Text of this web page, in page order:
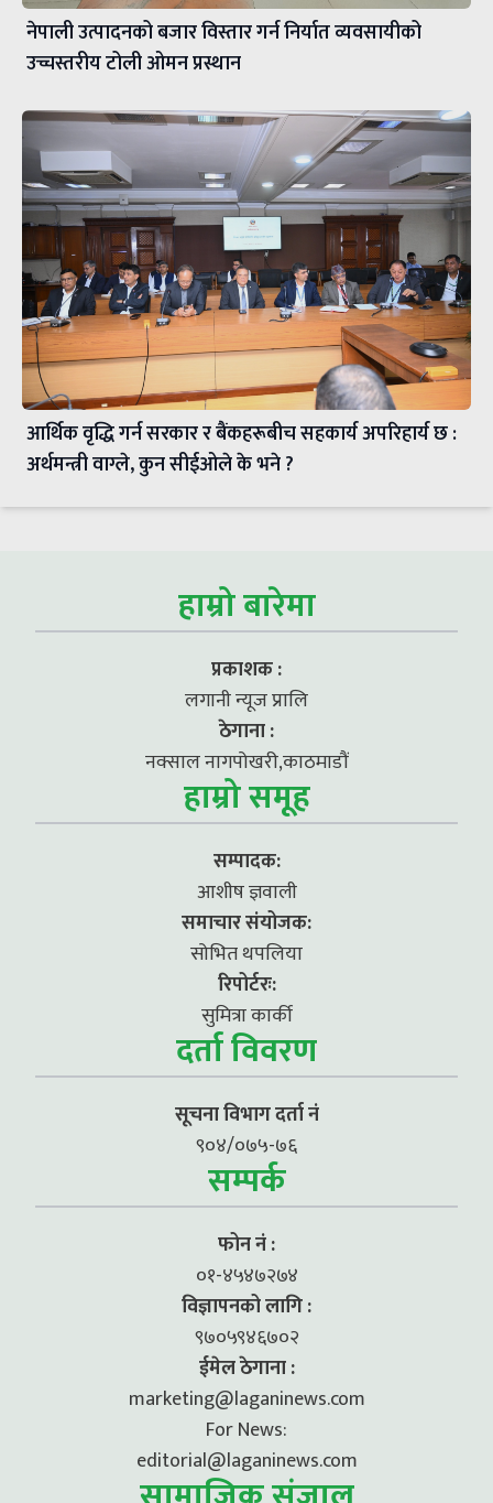
नेपाली उत्पादनको बजार विस्तार गर्न निर्यात व्यवसायीको
उच्चस्तरीय टोली ओमन प्रस्थान
आर्थिक वृद्धि गर्न सरकार र बैंकहरूबीच सहकार्य अपरिहार्य छ :
अर्थमन्त्री वाग्ले, कुन सीईओले के भने ?
हाम्रो बारेमा
प्रकाशक :
लगानी न्यूज प्रालि
ठेगाना :
नक्साल नागपोखरी,काठमाडौं
हाम्रो समूह
सम्पादक:
आशीष ज्ञवाली
समाचार संयोजक:
सोभित थपलिया
रिपोर्टरः:
सुमित्रा कार्की
दर्ता विवरण
सूचना विभाग दर्ता नं
९०४/०७५-७६
सम्पर्क
फोन नं :
०१-४५४७२७४
विज्ञापनको लागि :
९७०५९४६७०२
ईमेल ठेगाना :
marketing@laganinews.com
For News:
editorial@laganinews.com